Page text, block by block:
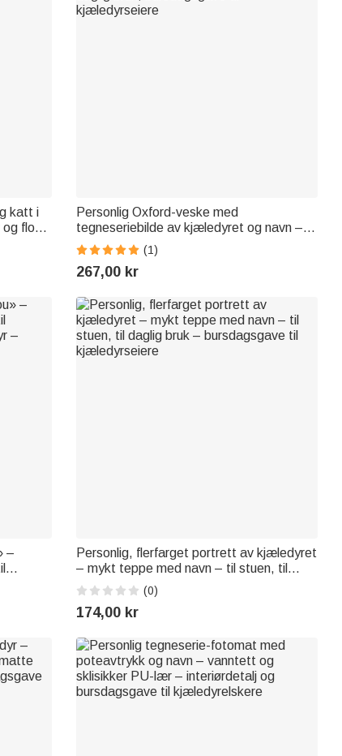
katt i
og flott
Personlig Oxford-veske med
tegneseriebilde av kjæledyret og navn – til
daglig bruk, bursdagsgave til
kjæledyrseiere
(1)
267,00 kr
–
–
Personlig, flerfarget portrett av kjæledyret
– mykt teppe med navn – til stuen, til
daglig bruk – bursdagsgave til
kjæledyrseiere
(0)
174,00 kr